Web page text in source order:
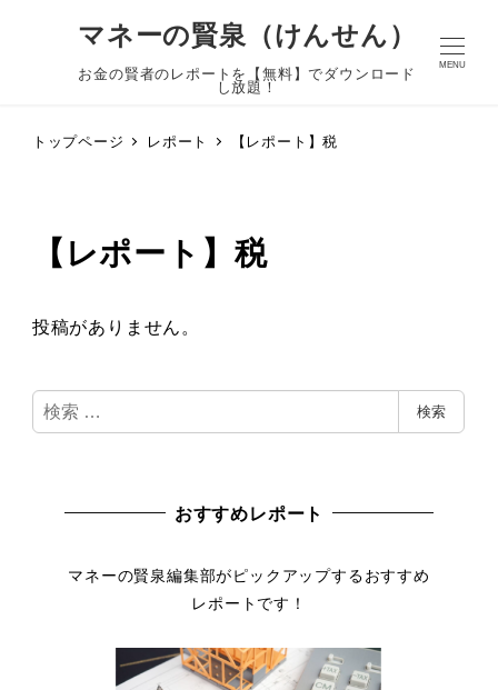
マネーの賢泉（けんせん）
お金の賢者のレポートを【無料】でダウンロード
し放題！
MENU
トップページ レポート 【レポート】税
【レポート】税
投稿がありません。
検
索
検索
おすすめレポート
マネーの賢泉編集部がピックアップするおすすめ
レポートです！